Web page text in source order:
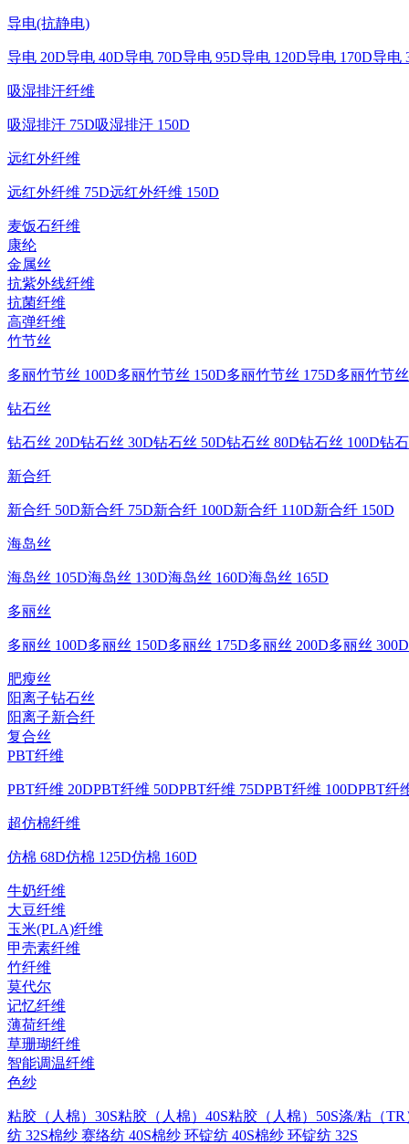
导电(抗静电)
导电 20D导电 40D导电 70D导电 95D导电 120D导电 170D导电
吸湿排汗纤维
吸湿排汗 75D吸湿排汗 150D
远红外纤维
远红外纤维 75D远红外纤维 150D
麦饭石纤维
康纶
金属丝
抗紫外线纤维
抗菌纤维
高弹纤维
竹节丝
多丽竹节丝 100D多丽竹节丝 150D多丽竹节丝 175D多丽竹节
钻石丝
钻石丝 20D钻石丝 30D钻石丝 50D钻石丝 80D钻石丝 100D钻
新合纤
新合纤 50D新合纤 75D新合纤 100D新合纤 110D新合纤 150D
海岛丝
海岛丝 105D海岛丝 130D海岛丝 160D海岛丝 165D
多丽丝
多丽丝 100D多丽丝 150D多丽丝 175D多丽丝 200D多丽丝 300D
肥瘦丝
阳离子钻石丝
阳离子新合纤
复合丝
PBT纤维
PBT纤维 20DPBT纤维 50DPBT纤维 75DPBT纤维 100DPBT纤
超仿棉纤维
仿棉 68D仿棉 125D仿棉 160D
牛奶纤维
大豆纤维
玉米(PLA)纤维
甲壳素纤维
竹纤维
莫代尔
记忆纤维
薄荷纤维
草珊瑚纤维
智能调温纤维
色纱
粘胶（人棉）30S粘胶（人棉）40S粘胶（人棉）50S涤/粘（TR
纺 32S棉纱 赛络纺 40S棉纱 环锭纺 40S棉纱 环锭纺 32S